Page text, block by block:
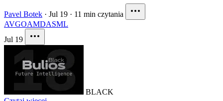
Pavel Botek · Jul 19 · 11 min czytania
AVGOAMDASML
Jul 19
BLACK